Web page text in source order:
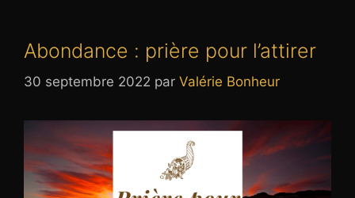
Abondance : prière pour l’attirer
30 septembre 2022 par Valérie Bonheur